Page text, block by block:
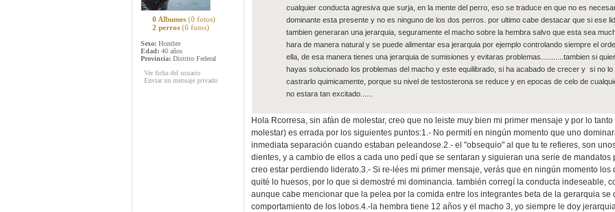
0 Albumes (0 fotos)
2 perros (6 fotos)
Sexo: Hombre
Edad: 40 años
Provincia: Distrito Federal
Ver ficha del usuario
Enviar un mensaje privado
cualquier conducta agresiva que surja, en la mente del perro, eso se traduce en que no es
dominante esta presente y no es ninguno de los dos perros. por ultimo cabe destacar que si ese
tambien generaran una jerarquia, seguramente el macho sobre la hembra salvo que esta sea
hara de manera natural y se puede alimentar esa jerarquia por ejemplo controlando siempre el
ella, de esa manera tienes una jerarquia de sumisiones y evitaras problemas...........tambien si
hayas solucionado los problemas del macho y este equilibrado, si ha acabado de crecer y si no
castrarlo quimicamente, porque su nivel de testosterona se reduce y en epocas de celo de
no estara tan excitado......
Hola Rcorresa, sin afán de molestar, creo que no leiste muy bien mi primer mensaje y por lo
molestar) es errada por los siguientes puntos:1.- No permití en ningún momento que uno
inmediata separación cuando estaban peleandose.2.- el "obsequio" al que tu te refieres, son
dientes, y a cambio de ellos a cada uno pedí que se sentaran y siguieran una serie de
creo estar perdiendo liderato.3.- Si re-lées mi primer mensaje, verás que en ningún momento
quité lo huesos, por lo que si demostré mi dominancia. también corregí la conducta indeseable,
aunque cabe mencionar que la pelea por la comida entre los integrantes beta de la gerarquia se
comportamiento de los lobos.4.-la hembra tiene 12 años y el macho 3, yo siempre le doy